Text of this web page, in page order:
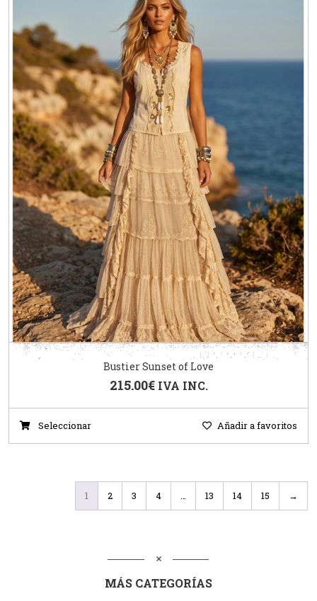
Bustier Sunset of Love
215.00€ IVA INC.
Seleccionar Añadir a favoritos
1 2 3 4 … 13 14 15 →
MÁS CATEGORÍAS